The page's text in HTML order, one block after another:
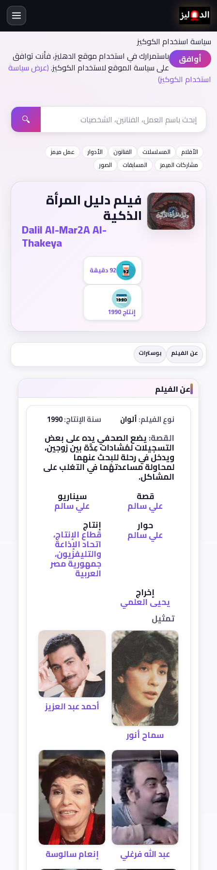
سياسة اسنخدام الكوكيز
أوافق
باستمرارك في استخدام موقع الدهليز، فأنت توافق
على سياسة الموقع لاستخدام الكوكيز.(عرض سياسة
استخدام الكوكيز)
🔍
الأفلام المسلسلات الفنانون الأدوار
عمل ميمز
مشاركات الميمز
المسابقات الصور
فيلم دليل المرأة
الذكية
Dalil Al-Mar2A Al-
Thakeya
92 دقيقة
إنتاج 1990
عن الفيلم بوسترات
عن الفيلم
نوع الفيلم:ألوان سنة الإنتاج:
القصة:يضع الصحفي يده على بعض
التسجيلات لمُشادات عِدَّة بين زوجين،
ويدخل في رحلة للبحث عنهما
لمحاولة مساعدتهُما في التغلب على
المشاكل.
قصة
علي سالم
سيناريو
علي سالم
حوار
علي سالم
إنتاج
قطاع الإنتاج،
اتحاد الإذاعة
والتليفزيون،
جمهورية مصر
العربية
إخراج
يحيى العلمي
تمثيل
سماح أنور
أحمد عبد العزيز
عبد الله فرغلي إنعام سالوسة